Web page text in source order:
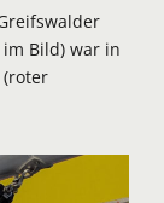
Bild) war in